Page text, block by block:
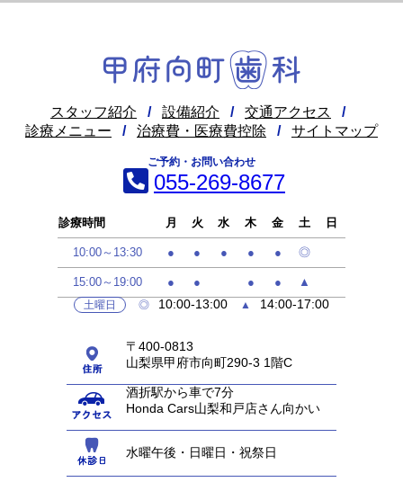
スタッフ紹介 / 設備紹介 / 交通アクセス
/
診療メニュー
/ 治療費・医療費控除 / サイトマップ
ご予約・お問い合わせ
055-269-8677
診療時間 月 火 水 木 金 土 日
10:00～13:30 ● ● ● ● ● ◎
15:00～19:00 ● ● ● ● ▲
土曜日 ◎ 10:00-13:00 ▲ 14:00-17:00
〒400-0813
山梨県甲府市向町290-3 1階C
酒折駅から車で7分
Honda Cars山梨和戸店さん向かい
水曜午後・日曜日・祝祭日